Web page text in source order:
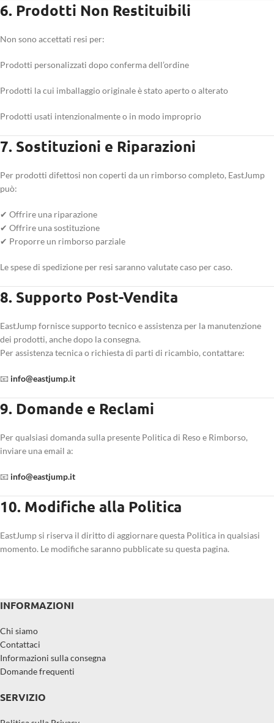
6. Prodotti Non Restituibili
Non sono accettati resi per:
Prodotti personalizzati dopo conferma dell’ordine
Prodotti la cui imballaggio originale è stato aperto o alterato
Prodotti usati intenzionalmente o in modo improprio
7. Sostituzioni e Riparazioni
Per prodotti difettosi non coperti da un rimborso completo, EastJump
può:
✔ Offrire una riparazione
✔ Offrire una sostituzione
✔ Proporre un rimborso parziale
Le spese di spedizione per resi saranno valutate caso per caso.
8. Supporto Post-Vendita
EastJump fornisce supporto tecnico e assistenza per la manutenzione
dei prodotti, anche dopo la consegna.
Per assistenza tecnica o richiesta di parti di ricambio, contattare:
📧 info@eastjump.it
9. Domande e Reclami
Per qualsiasi domanda sulla presente Politica di Reso e Rimborso,
inviare una email a:
📧 info@eastjump.it
10. Modifiche alla Politica
EastJump si riserva il diritto di aggiornare questa Politica in qualsiasi
momento. Le modifiche saranno pubblicate su questa pagina.
INFORMAZIONI
Chi siamo
Contattaci
Informazioni sulla consegna
Domande frequenti
SERVIZIO